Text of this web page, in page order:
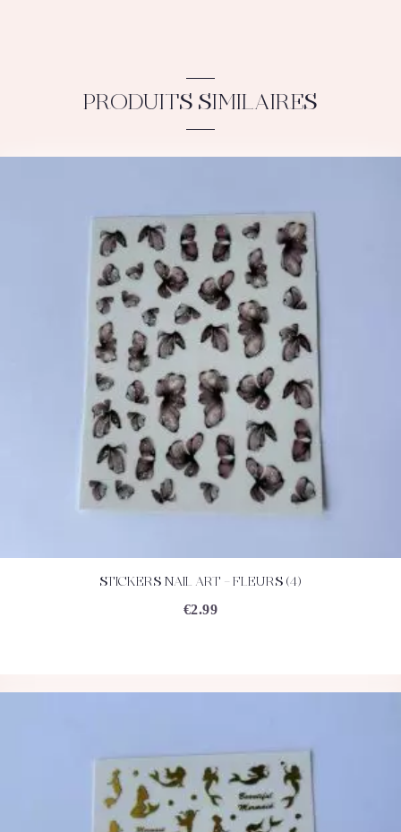
PRODUITS SIMILAIRES
ACHETEZ DÉTAILS
STICKERS NAIL ART – FLEURS (4)
€2.99